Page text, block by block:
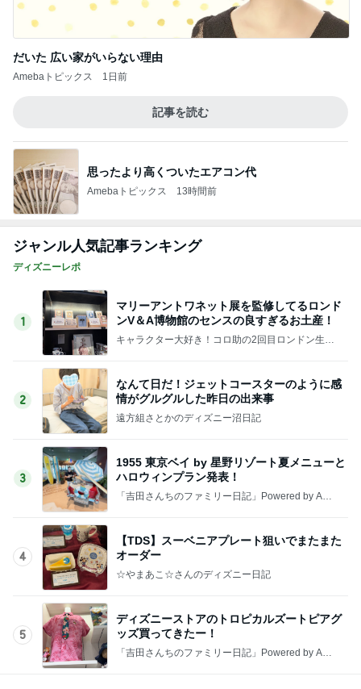
だいた 広い家がいらない理由
Amebaトピックス 1日前
記事を読む
思ったより高くついたエアコン代
Amebaトピックス 13時間前
ジャンル人気記事ランキング
ディズニーレポ
1
マリーアントワネット展を監修してるロンド
ンV＆A博物館のセンスの良すぎるお土産！
キャラクター大好き！コロ助の2回目ロンドン生活
2
なんて日だ！ジェットコースターのように感
情がグルグルした昨日の出来事
遠方組さとかのディズニー沼日記
3
1955 東京ベイ by 星野リゾート夏メニューと
ハロウィンプラン発表！
「吉田さんちのファミリー日記」Powered by Ame
4
【TDS】スーベニアプレート狙いでまたまた
オーダー
☆やまあこ☆さんのディズニー日記
5
ディズニーストアのトロピカルズートピアグ
ッズ買ってきたー！
「吉田さんちのファミリー日記」Powered by Ame